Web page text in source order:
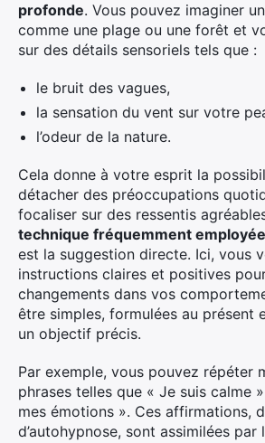
profonde. Vous pouvez imaginer
comme une plage ou une forêt et
sur des détails sensoriels tels que :
le bruit des vagues,
la sensation du vent sur votre
l’odeur de la nature.
Cela donne à votre esprit la
détacher des préoccupations
focaliser sur des ressentis
technique fréquemment
est la suggestion directe. Ici, vous
instructions claires et positives
changements dans vos
être simples, formulées au présent
un objectif précis.
Par exemple, vous pouvez répéter
phrases telles que « Je suis calme
mes émotions ». Ces affirmations,
d’autohypnose, sont assimilées par